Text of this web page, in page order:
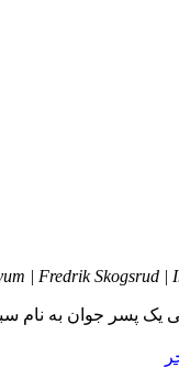
| Fredrik Skogsrud |
یک پسر جوان به نام